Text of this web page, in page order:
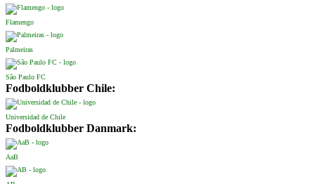
Flamengo
Palmeiras
São Paulo FC
Fodboldklubber Chile:
Universidad de Chile
Fodboldklubber Danmark:
AaB